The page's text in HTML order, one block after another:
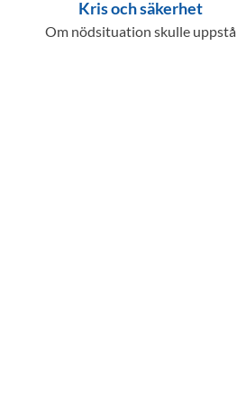
Kris och säkerhet
Om nödsituation skulle uppstå